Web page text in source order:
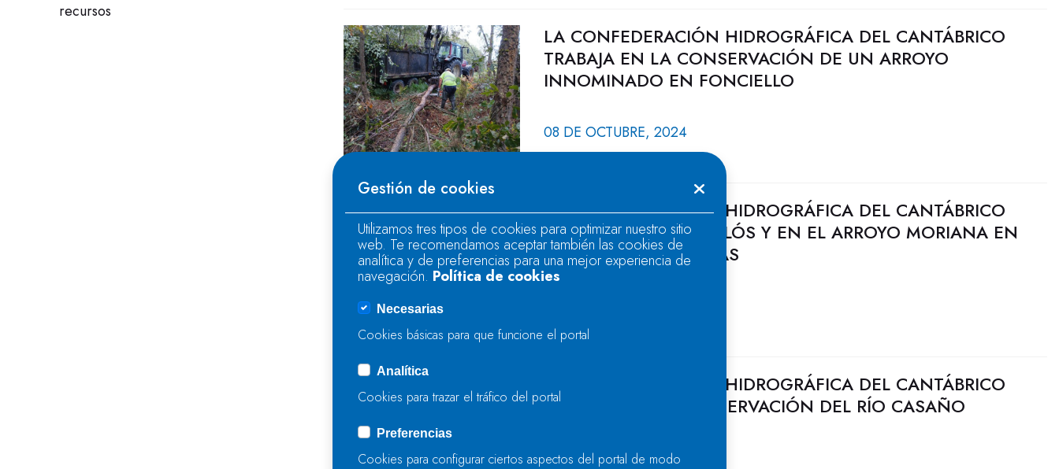
recursos
LA CONFEDERACIÓN HIDROGRÁFICA DEL CANTÁBRICO
TRABAJA EN LA CONSERVACIÓN DE UN ARROYO
INNOMINADO EN FONCIELLO
08 DE OCTUBRE, 2024
LA CONFEDERACIÓN HIDROGRÁFICA DEL CANTÁBRICO
CONSERVA EL RÍO ARLÓS Y EN EL ARROYO MORIANA EN
CORVERA DE ASTURIAS
LA CONFEDERACIÓN HIDROGRÁFICA DEL CANTÁBRICO
TRABAJA EN LA CONSERVACIÓN DEL RÍO CASAÑO
04 DE OCTUBRE, 2024
Gestión de cookies
Utilizamos tres tipos de cookies para optimizar nuestro sitio
web. Te recomendamos aceptar también las cookies de
analítica y de preferencias para una mejor experiencia de
navegación. Política de cookies
Necesarias
Cookies básicas para que funcione el portal
Analítica
Cookies para trazar el tráfico del portal
Preferencias
Cookies para configurar ciertos aspectos del portal de modo